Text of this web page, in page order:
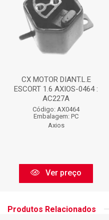
CX MOTOR DIANT.L.E
ESCORT 1.6 AXIOS-0464 :
AC227A
Código: AX0464
Embalagem: PC
Axios
Ver preço
Produtos Relacionados